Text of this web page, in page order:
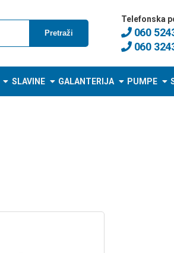
Pretraži
Telefonska
060
060
SLAVINE GALANTERIJA PUMPE